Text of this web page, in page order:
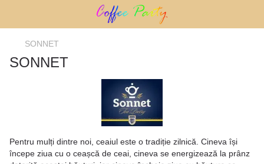
SONNET
SONNET
Pentru mulți dintre noi, ceaiul este o tradiție zilnică. Cineva își
începe ziua cu o ceașcă de ceai, cineva se energizează la prânz